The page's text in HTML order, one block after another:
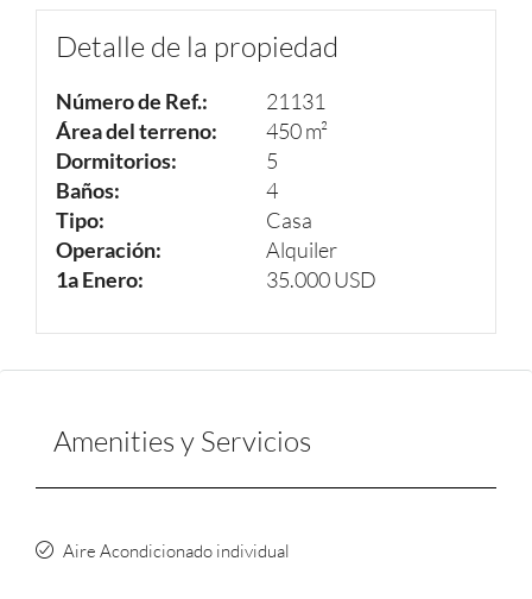
Detalle de la propiedad
Número de Ref.:
21131
Área del terreno:
450 m²
Dormitorios:
5
Baños:
4
Tipo:
Casa
Operación:
Alquiler
1a Enero:
35.000 USD
Amenities y Servicios
Aire Acondicionado individual